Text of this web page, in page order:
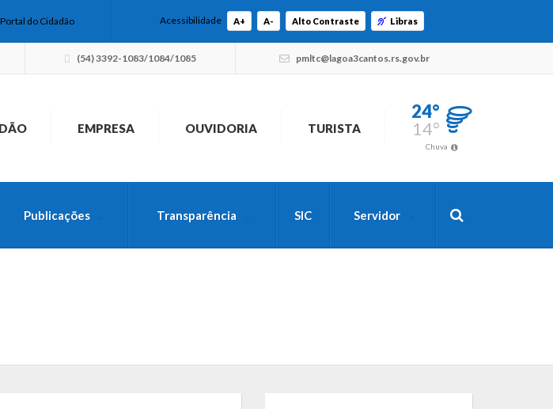
Portal do Cidadão Acessibilidade A+ A- Alto Contraste Libras
(54) 3392-1083/1084/1085 pmltc@lagoa3cantos.rs.gov.br
EMPRESA OUVIDORIA TURISTA
24°
14°
Chuva
Publicações Transparência SIC Servidor